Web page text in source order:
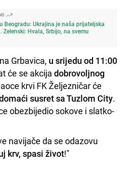
Beogradu: Ukrajina je naša prijateljska
Zelenski: Hvala, Srbijo, na svemu
Grbavica, u srijedu od 11:00
će se akcija dobrovoljnog
krvi FK Željezničar će
susret sa Tuzlom City.
obezbijedio sokove i slatko-
navijače da se odazovu
krv, spasi život!"